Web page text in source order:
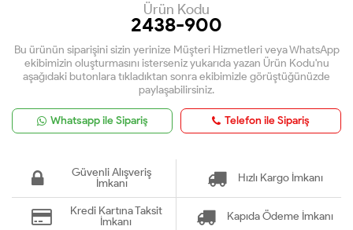
Ürün Kodu
2438-900
Bu ürünün siparişini sizin yerinize Müşteri Hizmetleri veya WhatsApp
ekibimizin oluşturmasını isterseniz yukarıda yazan Ürün Kodu'nu
aşağıdaki butonlara tıkladıktan sonra ekibimizle görüştüğünüzde
paylaşabilirsiniz.
Whatsapp ile Sipariş Telefon ile Sipariş
Güvenli Alışveriş
İmkanı
Hızlı Kargo İmkanı
Kredi Kartına Taksit
İmkanı
Kapıda Ödeme İmkanı